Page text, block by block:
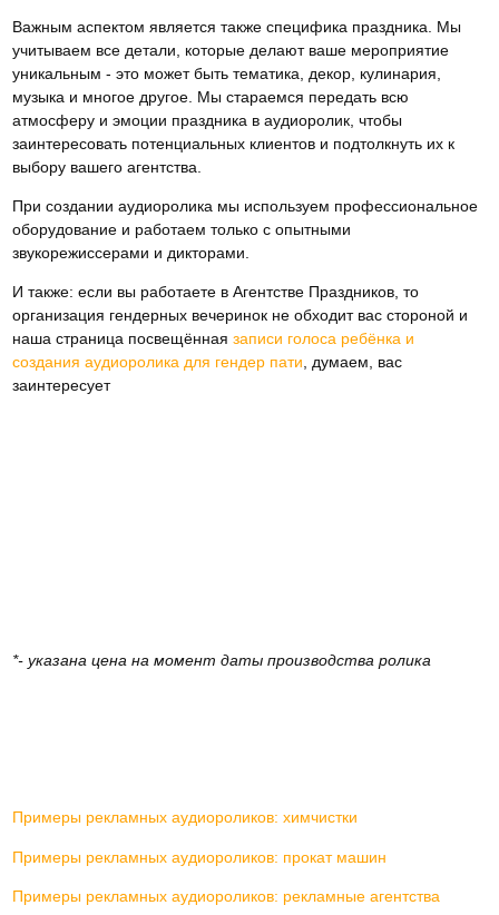
Важным аспектом является также специфика праздника. Мы
учитываем все детали, которые делают ваше мероприятие
уникальным - это может быть тематика, декор, кулинария,
музыка и многое другое. Мы стараемся передать всю
атмосферу и эмоции праздника в аудиоролик, чтобы
заинтересовать потенциальных клиентов и подтолкнуть их к
выбору вашего агентства.
При создании аудиоролика мы используем профессиональное
оборудование и работаем только с опытными
звукорежиссерами и дикторами.
И также: если вы работаете в Агентстве Праздников, то
организация гендерных вечеринок не обходит вас стороной и
наша страница посвещённаязаписи голоса ребёнка и
создания аудиоролика для гендер пати, думаем, вас
заинтересует
*- указана цена на момент даты производства ролика
Примеры рекламных аудиороликов: химчистки
Примеры рекламных аудиороликов: прокат машин
Примеры рекламных аудиороликов: рекламные агентства